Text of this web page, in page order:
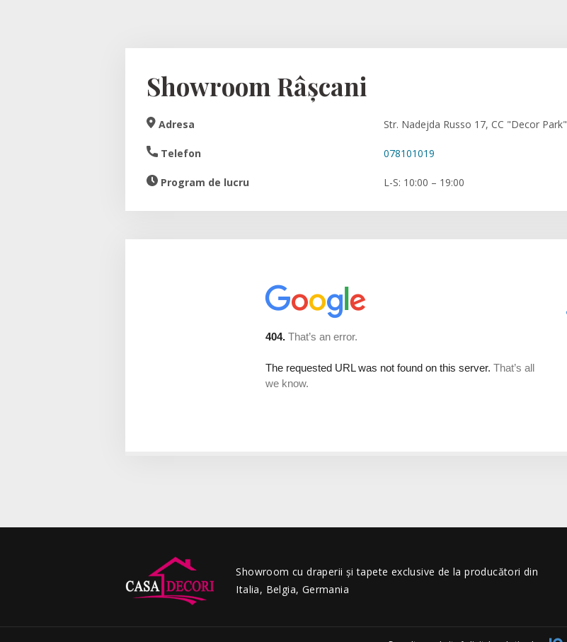
Showroom Râșcani
Adresa Str. Nadejda Russo 17, CC "Decor Park"
Telefon 078101019
Program de lucru L-S: 10:00 – 19:00
Showroom cu draperii și tapete exclusive de la producători din
Italia, Belgia, Germania